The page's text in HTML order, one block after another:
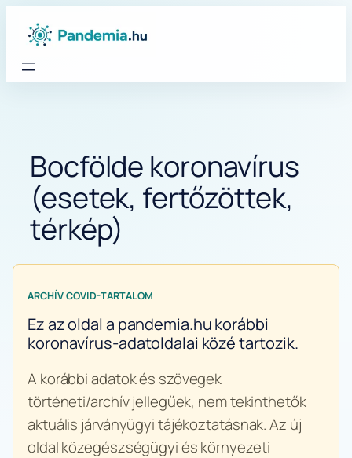
Bocfölde koronavírus
(esetek, fertőzöttek,
térkép)
ARCHÍV COVID-TARTALOM
Ez az oldal a pandemia.hu korábbi
koronavírus-adatoldalai közé tartozik.
A korábbi adatok és szövegek
történeti/archív jellegűek, nem tekinthetők
aktuális járványügyi tájékoztatásnak. Az új
oldal közegészségügyi és környezeti